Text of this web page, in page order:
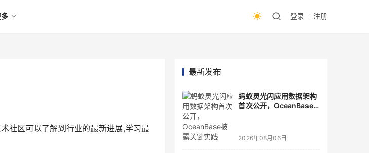
登录 注册
社区可以了解到行业的最新进展,学习最
最新发布
蚂蚁灵光闪应用数据架构
首次公开，OceanBase
2026年08月06日